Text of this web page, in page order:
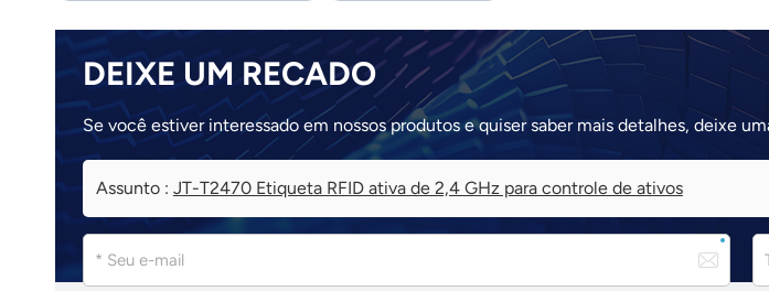
DEIXE UM RECADO
Se você estiver interessado em nossos produtos e quiser saber mais detalhes, deixe
Assunto : JT-T2470 Etiqueta RFID ativa de 2,4 GHz para controle de ativos